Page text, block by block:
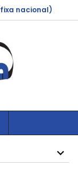
nacional)